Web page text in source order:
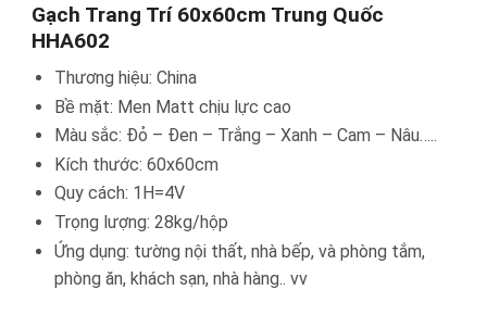
Gạch Trang Trí 60x60cm Trung Quốc
HHA602
Thương hiệu: China
Bề mặt: Men Matt chịu lực cao
Màu sắc: Đỏ – Đen – Trắng – Xanh – Cam – Nâu…..
Kích thước: 60x60cm
Quy cách: 1H=4V
Trọng lượng: 28kg/hộp
Ứng dụng: tường nội thất, nhà bếp, và phòng tắm,
phòng ăn, khách sạn, nhà hàng.. vv